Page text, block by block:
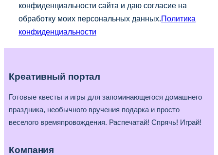
конфиденциальности сайта и даю согласие на
обработку моих персональных данных. Политика
конфиденциальности
Креативный портал
Готовые квесты и игры для запоминающегося домашнего
праздника, необычного вручения подарка и просто
веселого времяпровождения. Распечатай! Спрячь! Играй!
Компания